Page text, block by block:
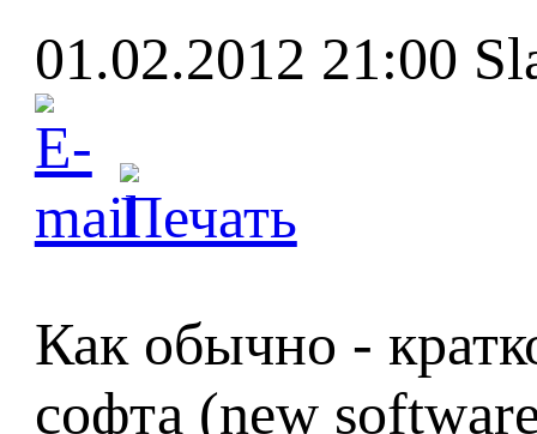
01.02.2012 21:00
Как обычно -
софта (new